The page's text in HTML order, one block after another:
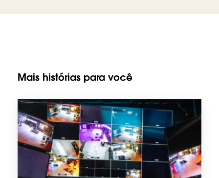
Mais histórias para você